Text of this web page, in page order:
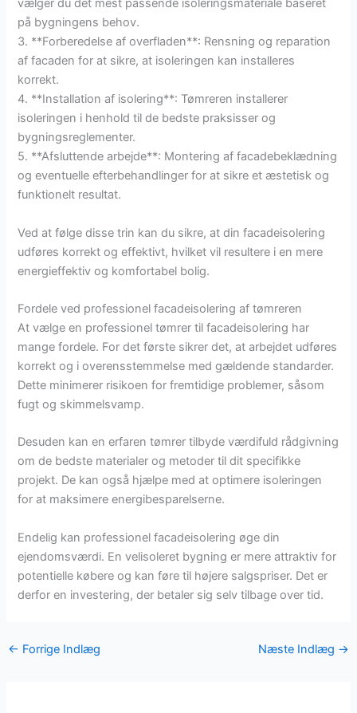
vælger du det mest passende isoleringsmateriale baseret
på bygningens behov.
3. **Forberedelse af overfladen**: Rensning og reparation
af facaden for at sikre, at isoleringen kan installeres
korrekt.
4. **Installation af isolering**: Tømreren installerer
isoleringen i henhold til de bedste praksisser og
bygningsreglementer.
5. **Afsluttende arbejde**: Montering af facadebeklædning
og eventuelle efterbehandlinger for at sikre et æstetisk og
funktionelt resultat.
Ved at følge disse trin kan du sikre, at din facadeisolering
udføres korrekt og effektivt, hvilket vil resultere i en mere
energieffektiv og komfortabel bolig.
Fordele ved professionel facadeisolering af tømreren
At vælge en professionel tømrer til facadeisolering har
mange fordele. For det første sikrer det, at arbejdet udføres
korrekt og i overensstemmelse med gældende standarder.
Dette minimerer risikoen for fremtidige problemer, såsom
fugt og skimmelsvamp.
Desuden kan en erfaren tømrer tilbyde værdifuld rådgivning
om de bedste materialer og metoder til dit specifikke
projekt. De kan også hjælpe med at optimere isoleringen
for at maksimere energibesparelserne.
Endelig kan professionel facadeisolering øge din
ejendomsværdi. En velisoleret bygning er mere attraktiv for
potentielle købere og kan føre til højere salgspriser. Det er
derfor en investering, der betaler sig selv tilbage over tid.
← Forrige Indlæg Næste Indlæg →